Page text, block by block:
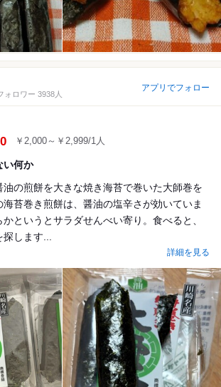
ォロワー 3938人
アプリでフォロー
￥2,000～￥2,999/1人
い何か
油の煎餅を大きな焼き海苔で巻いた大師巻を
苔巻き煎餅は、醤油の塩辛さが効いていま
というとサラダせんべい寄り。食べると、
探します...
詳細を見る